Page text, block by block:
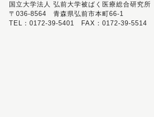
国立大学法人 弘前大学被ばく医療総合研究所
〒036-8564 青森県弘前市本町66-1
TEL：0172-39-5401 FAX：0172-39-5514